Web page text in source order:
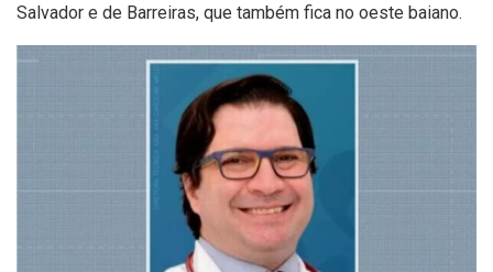
Salvador e de Barreiras, que também fica no oeste baiano.